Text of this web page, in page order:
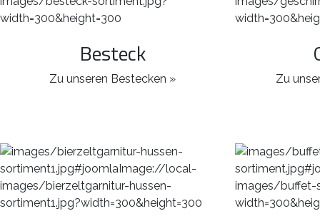
Besteck
Zu unseren Bestecken » Zu